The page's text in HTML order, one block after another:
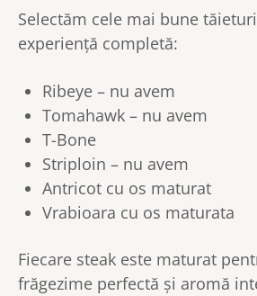
Selectăm cele mai bune
experiență completă:
Ribeye – nu avem
Tomahawk – nu avem
T-Bone
Striploin – nu avem
Antricot cu os maturat
Vrabioara cu os maturata
Fiecare steak este maturat
frăgezime perfectă și aromă